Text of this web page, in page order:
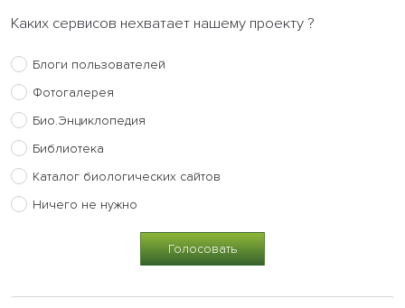
Каких сервисов нехватает нашему проекту ?
Блоги пользователей
Фотогалерея
Био.Энциклопедия
Библиотека
Каталог биологических сайтов
Ничего не нужно